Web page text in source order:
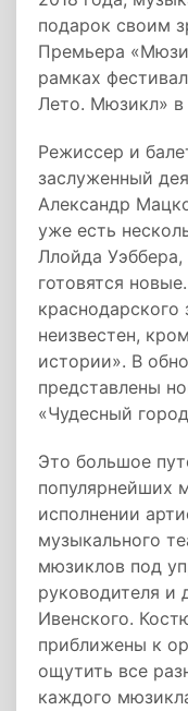
подарок своим
Премьера
рамках
Лето. Мюзикл» в
Режиссер и
заслуженный
Александр
уже есть
Ллойда
готовятся
краснодарского
неизвестен,
истории». В
представлены
«Чудесный
Это большое
популярнейших
исполнении
музыкального
мюзиклов под
руководителя и
Ивенского.
приближены к
ощутить все
каждого